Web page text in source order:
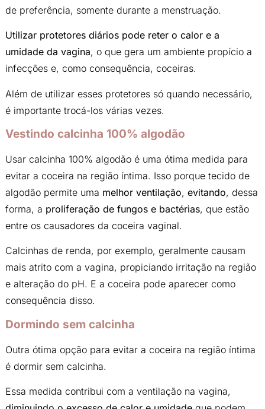
de preferência, somente durante a menstruação.
Utilizar protetores diários pode reter o calor e a
umidade da vagina, o que gera um ambiente propício a
infecções e, como consequência, coceiras.
Além de utilizar esses protetores só quando necessário,
é importante trocá-los várias vezes.
Vestindo calcinha 100% algodão
Usar calcinha 100% algodão é uma ótima medida para
evitar a coceira na região íntima. Isso porque tecido de
algodão permite uma melhor ventilação, evitando, dessa
forma, a proliferação de fungos e bactérias, que estão
entre os causadores da coceira vaginal.
Calcinhas de renda, por exemplo, geralmente causam
mais atrito com a vagina, propiciando irritação na região
e alteração do pH. E a coceira pode aparecer como
consequência disso.
Dormindo sem calcinha
Outra ótima opção para evitar a coceira na região íntima
é dormir sem calcinha.
Essa medida contribui com a ventilação na vagina,